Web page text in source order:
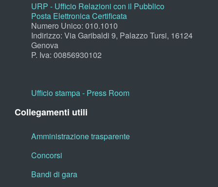
URP - Ufficio Relazioni con il Pubblico
Posta Elettronica Certificata
Numero Unico: 010.1010
Indirizzo: Via Garibaldi 9, Palazzo Tursi, 16124
Genova
P. Iva: 00856930102
Ufficio stampa - Press Room
Collegamenti utili
Amministrazione trasparente
Concorsi
Bandi di gara